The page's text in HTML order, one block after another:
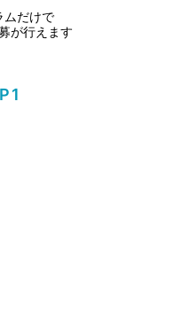
ムだけで
が行えます